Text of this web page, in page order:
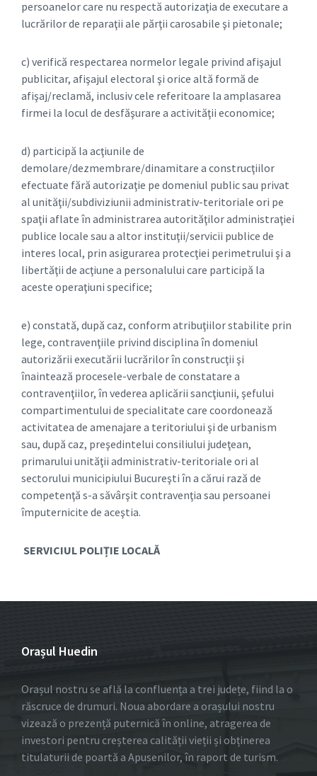
persoanelor care nu respectă autorizaţia de executare a
lucrărilor de reparaţii ale părţii carosabile şi pietonale;
c) verifică respectarea normelor legale privind afişajul
publicitar, afişajul electoral şi orice altă formă de
afişaj/reclamă, inclusiv cele referitoare la amplasarea
firmei la locul de desfăşurare a activităţii economice;
d) participă la acţiunile de
demolare/dezmembrare/dinamitare a construcţiilor
efectuate fără autorizaţie pe domeniul public sau privat
al unităţii/subdiviziunii administrativ-teritoriale ori pe
spaţii aflate în administrarea autorităţilor administraţiei
publice locale sau a altor instituţii/servicii publice de
interes local, prin asigurarea protecţiei perimetrului şi a
libertăţii de acţiune a personalului care participă la
aceste operaţiuni specifice;
e) constată, după caz, conform atribuţiilor stabilite prin
lege, contravenţiile privind disciplina în domeniul
autorizării executării lucrărilor în construcţii şi
înaintează procesele-verbale de constatare a
contravenţiilor, în vederea aplicării sancţiunii, şefului
compartimentului de specialitate care coordonează
activitatea de amenajare a teritoriului şi de urbanism
sau, după caz, preşedintelui consiliului judeţean,
primarului unităţii administrativ-teritoriale ori al
sectorului municipiului Bucureşti în a cărui rază de
competenţă s-a săvârşit contravenţia sau persoanei
împuternicite de aceştia.
SERVICIUL POLIȚIE LOCALĂ
Orașul Huedin
Orașul nostru se află la confluența a trei județe, fiind la o
răscruce de drumuri. Noua abordare a orașului nostru
vizează o prezență puternică în online, atragerea de
investori pentru creșterea calității vieții și obținerea
titulaturii de poartă a Apusenilor, în raport de turism.